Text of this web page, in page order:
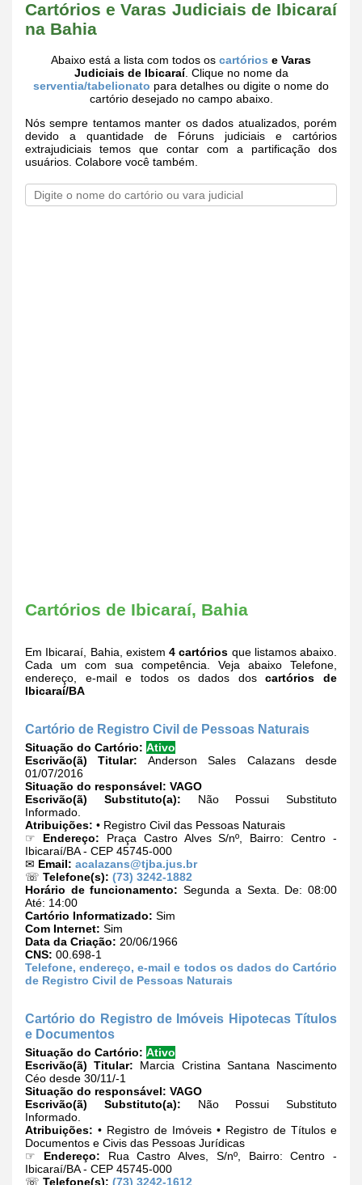
Cartórios e Varas Judiciais de Ibicaraí
na Bahia
Abaixo está a lista com todos os cartórios e Varas
Judiciais de Ibicaraí. Clique no nome da
serventia/tabelionato para detalhes ou digite o nome do
cartório desejado no campo abaixo.
Nós sempre tentamos manter os dados atualizados, porém
devido a quantidade de Fóruns judiciais e cartórios
extrajudiciais temos que contar com a partificação dos
usuários. Colabore você também.
Cartórios de Ibicaraí, Bahia
Em Ibicaraí, Bahia, existem 4 cartórios que listamos abaixo.
Cada um com sua competência. Veja abaixo Telefone,
endereço, e-mail e todos os dados doscartórios de
Ibicaraí/BA
Cartório de Registro Civil de Pessoas Naturais
Situação do Cartório: Ativo
Escrivão(ã) Titular: Anderson Sales Calazans desde
01/07/2016
Situação do responsável: VAGO
Escrivão(ã) Substituto(a): Não Possui Substituto
Informado.
Atribuições: • Registro Civil das Pessoas Naturais
☞ Endereço: Praça Castro Alves S/nº, Bairro: Centro -
Ibicaraí/BA - CEP 45745-000
✉ Email: acalazans@tjba.jus.br
☏ Telefone(s): (73) 3242-1882
Horário de funcionamento: Segunda a Sexta. De: 08:00
Até: 14:00
Cartório Informatizado: Sim
Com Internet: Sim
Data da Criação: 20/06/1966
CNS: 00.698-1
Telefone, endereço, e-mail e todos os dados do Cartório
de Registro Civil de Pessoas Naturais
Cartório do Registro de Imóveis Hipotecas Títulos
e Documentos
Situação do Cartório: Ativo
Escrivão(ã) Titular: Marcia Cristina Santana Nascimento
Céo desde 30/11/-1
Situação do responsável: VAGO
Escrivão(ã) Substituto(a): Não Possui Substituto
Informado.
Atribuições: • Registro de Imóveis • Registro de Títulos e
Documentos e Civis das Pessoas Jurídicas
☞ Endereço: Rua Castro Alves, S/nº, Bairro: Centro -
Ibicaraí/BA - CEP 45745-000
☏ Telefone(s): (73) 3242-1612